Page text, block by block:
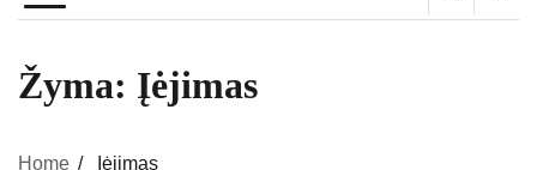
Žyma: Įėjimas
Home Įėjimas